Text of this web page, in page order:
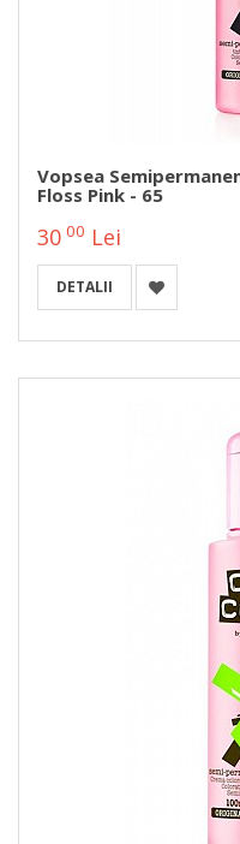
Vopsea
Floss Pink - 65
30 00 Lei
DETALII